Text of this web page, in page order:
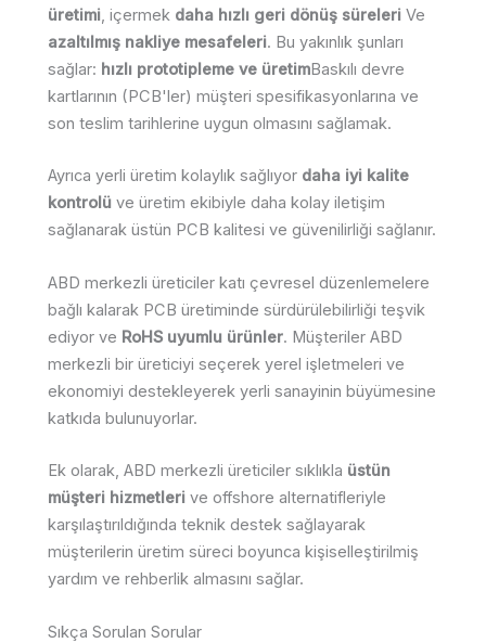
üretimi, içermek daha hızlı geri dönüş süreleri Ve
azaltılmış nakliye mesafeleri. Bu yakınlık şunları
sağlar: hızlı prototipleme ve üretimBaskılı devre
kartlarının (PCB'ler) müşteri spesifikasyonlarına ve
son teslim tarihlerine uygun olmasını sağlamak.
Ayrıca yerli üretim kolaylık sağlıyor daha iyi kalite
kontrolü ve üretim ekibiyle daha kolay iletişim
sağlanarak üstün PCB kalitesi ve güvenilirliği sağlanır.
ABD merkezli üreticiler katı çevresel düzenlemelere
bağlı kalarak PCB üretiminde sürdürülebilirliği teşvik
ediyor ve RoHS uyumlu ürünler. Müşteriler ABD
merkezli bir üreticiyi seçerek yerel işletmeleri ve
ekonomiyi destekleyerek yerli sanayinin büyümesine
katkıda bulunuyorlar.
Ek olarak, ABD merkezli üreticiler sıklıkla üstün
müşteri hizmetleri ve offshore alternatifleriyle
karşılaştırıldığında teknik destek sağlayarak
müşterilerin üretim süreci boyunca kişiselleştirilmiş
yardım ve rehberlik almasını sağlar.
Sıkça Sorulan Sorular